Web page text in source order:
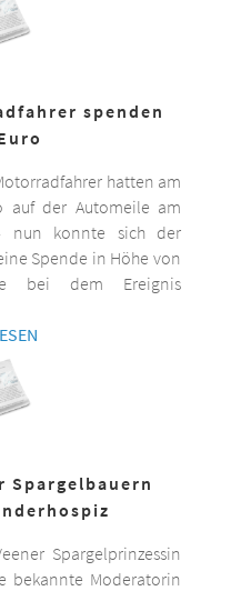
spenden
hatten am
auf der Automeile am
nun konnte sich der
Spende in Höhe von
bei dem Ereignis
Spargelbauern
Spargelprinzessin
bekannte Moderatorin